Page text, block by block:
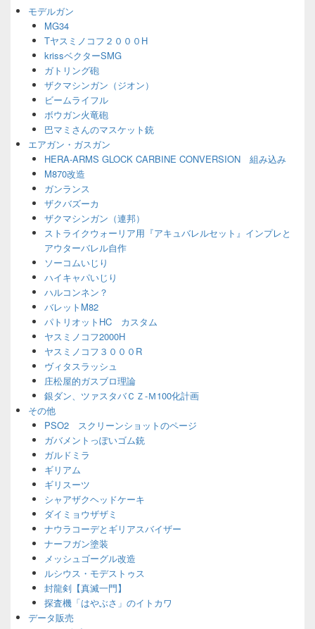
ェ
モデルガン
MG34
Tヤスミノコフ２０００H
krissベクターSMG
ガトリング砲
ザクマシンガン（ジオン）
ビームライフル
ボウガン火竜砲
巴マミさんのマスケット銃
エアガン・ガスガン
HERA-ARMS GLOCK CARBINE CONVERSION 組み込み
M870改造
ガンランス
ザクバズーカ
ザクマシンガン（連邦）
ストライクウォーリア用『アキュバレルセット』インプレと
アウターバレル自作
ソーコムいじり
ハイキャパいじり
ハルコンネン？
バレットM82
パトリオットHC カスタム
ヤスミノコフ2000H
ヤスミノコフ３０００R
ヴィタスラッシュ
庄松屋的ガスブロ理論
銀ダン、ツァスタバＣＺ-Ｍ100化計画
その他
PSO2 スクリーンショットのページ
ガバメントっぽいゴム銃
ガルドミラ
ギリアム
ギリスーツ
シャアザクヘッドケーキ
ダイミョウザザミ
ナウラコーデとギリアスバイザー
ナーフガン塗装
メッシュゴーグル改造
ルシウス・モデストゥス
封龍剣【真滅一門】
探査機「はやぶさ」のイトカワ
データ販売